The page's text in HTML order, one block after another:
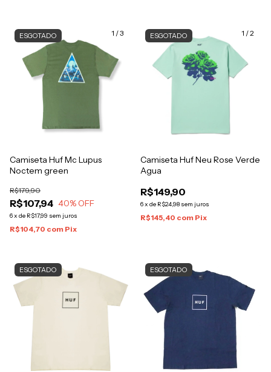
1 /3
ESGOTADO
Camiseta Huf Mc Lupus
Noctem green
R$107,94
R$179,90
40% OFF
6x de R$17,99 sem juros
R$104,70 com Pix
1 /2
ESGOTADO
Camiseta Huf Neu Rose Verde
Agua
R$149,90
6x de R$24,98 sem juros
R$145,40 com Pix
ESGOTADO ESGOTADO